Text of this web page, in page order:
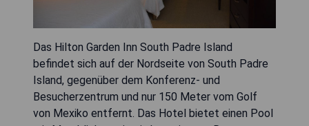
Das Hilton Garden Inn South Padre Island
befindet sich auf der Nordseite von South Padre
Island, gegenüber dem Konferenz- und
Besucherzentrum und nur 150 Meter vom Golf
von Mexiko entfernt. Das Hotel bietet einen Pool